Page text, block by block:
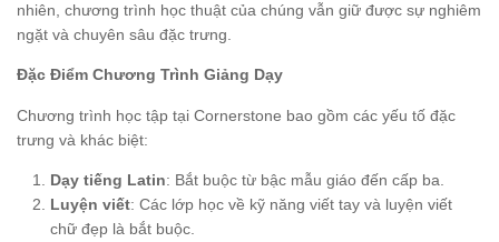
nhiên, chương trình học thuật của chúng vẫn giữ được sự nghiêm
ngặt và chuyên sâu đặc trưng.
Đặc Điểm Chương Trình Giảng Dạy
Chương trình học tập tại Cornerstone bao gồm các yếu tố đặc
trưng và khác biệt:
Dạy tiếng Latin: Bắt buộc từ bậc mẫu giáo đến cấp ba.
Luyện viết: Các lớp học về kỹ năng viết tay và luyện viết
chữ đẹp là bắt buộc.